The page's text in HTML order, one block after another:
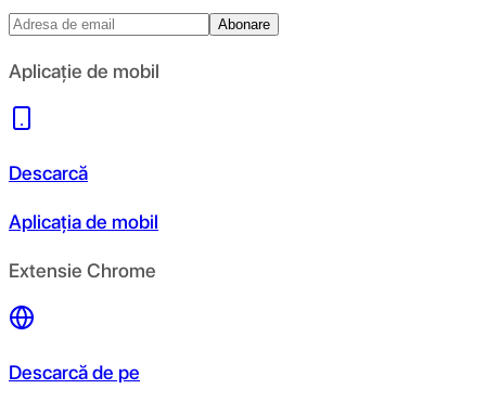
Abonare
Aplicație de mobil
Descarcă
Aplicația de mobil
Extensie Chrome
Descarcă de pe